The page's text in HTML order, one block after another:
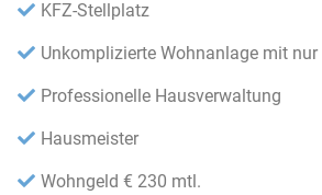
KFZ-Stellplatz
Unkomplizierte Wohnanlage mit nur
Professionelle Hausverwaltung
Hausmeister
Wohngeld € 230 mtl.